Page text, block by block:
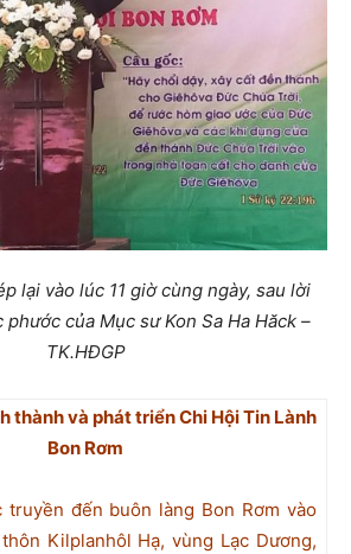
lại vào lúc 11 giờ cùng ngày, sau lời
của Mục sư Kon Sa Ha Hăck –
TK.HĐGP
thành và phát triển Chi Hội Tin Lành
Bon Rơm
truyền đến buôn làng Bon Rơm vào
Kilplanhôl Hạ, vùng Lạc Dương,